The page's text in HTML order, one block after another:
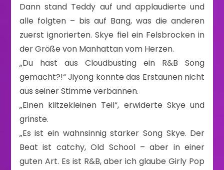
Dann stand Teddy auf und applaudierte und
alle folgten – bis auf Bang, was die anderen
zuerst ignorierten. Skye fiel ein Felsbrocken in
der Größe von Manhattan vom Herzen.
„Du hast aus Cloudbusting ein R&B Song
gemacht?!“ Jiyong konnte das Erstaunen nicht
aus seiner Stimme verbannen.
„Einen klitzekleinen Teil“, erwiderte Skye und
grinste.
„Es ist ein wahnsinnig starker Song Skye. Der
Beat ist catchy, Old School – aber in einer
guten Art. Es ist R&B, aber ich glaube Girly Pop